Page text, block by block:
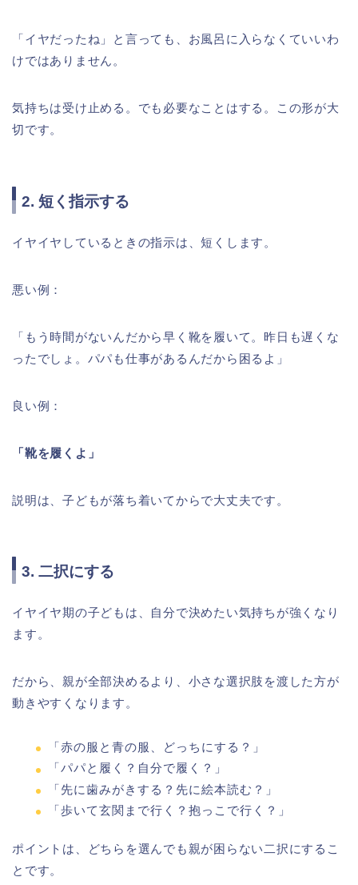
「イヤだったね」と言っても、お風呂に入らなくていいわ
けではありません。
気持ちは受け止める。でも必要なことはする。この形が大
切です。
2. 短く指示する
イヤイヤしているときの指示は、短くします。
悪い例：
「もう時間がないんだから早く靴を履いて。昨日も遅くな
ったでしょ。パパも仕事があるんだから困るよ」
良い例：
「靴を履くよ」
説明は、子どもが落ち着いてからで大丈夫です。
3. 二択にする
イヤイヤ期の子どもは、自分で決めたい気持ちが強くなり
ます。
だから、親が全部決めるより、小さな選択肢を渡した方が
動きやすくなります。
「赤の服と青の服、どっちにする？」
「パパと履く？自分で履く？」
「先に歯みがきする？先に絵本読む？」
「歩いて玄関まで行く？抱っこで行く？」
ポイントは、どちらを選んでも親が困らない二択にするこ
とです。